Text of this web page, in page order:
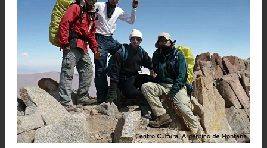
anfiteatros. La decisión, aceptada con
bronca al no poder cumplir con nuestro objetivo
nueve cumbres, fue regresar.
Una tormenta con fuertes vientos y nevadas
tarde nos ratificaría lo acertada que fue. Un
decepcionados escalamos nuevamente las
hasta la cima del Chañi Chico y bajamos
campamento de la Mina Abandonada cerca de